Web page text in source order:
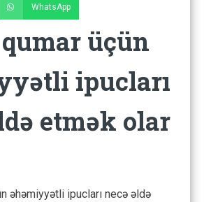
WhatsApp
üçün
ipucları
etmək olar
əhəmiyyətli ipucları necə əldə